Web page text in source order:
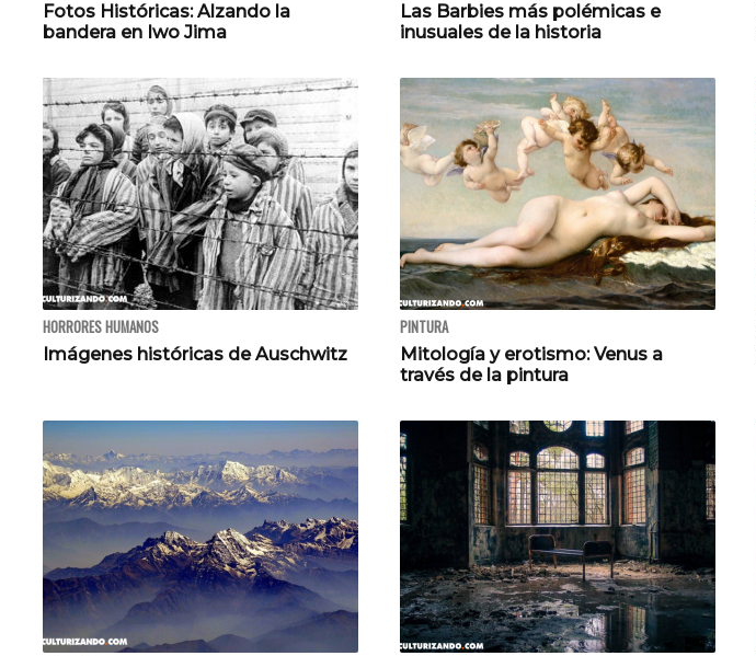
Fotos Históricas: Alzando la
bandera en Iwo Jima
Las Barbies más polémicas e
inusuales de la historia
HORRORES HUMANOS
Imágenes históricas de Auschwitz
PINTURA
Mitología y erotismo: Venus a
través de la pintura